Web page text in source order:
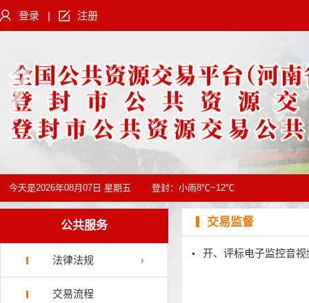
登录 | 注册
今天是2026年08月07日 星期五 登封： 小雨8℃~12℃
公共服务
法律法规
交易流程
交易监督
开、评标电子监控音